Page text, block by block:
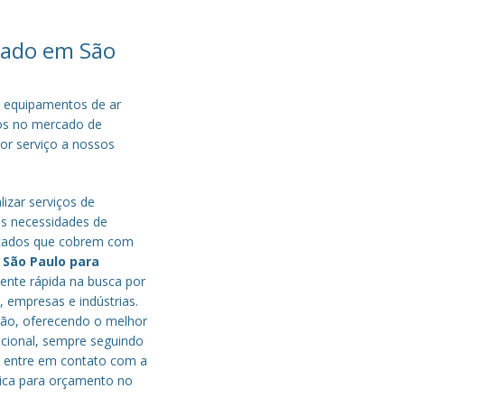
em São
de ar
no mercado de
serviço a nossos
serviços de
necessidades de
que cobrem com
São Paulo para
rápida na busca por
e indústrias.
oferecendo o melhor
sempre seguindo
em contato com a
para orçamento no